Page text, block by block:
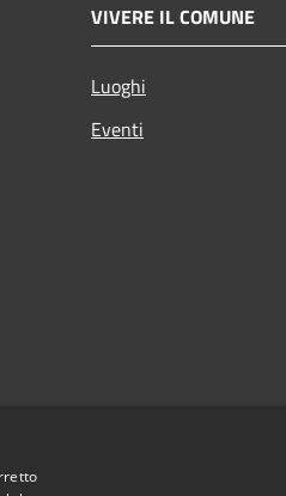
VIVERE IL COMUNE
Luoghi
Eventi